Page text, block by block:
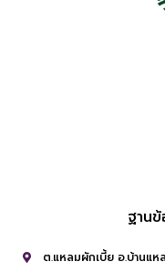
ฐาน
ต.แหลมผักเบี้ย อ.บ้านแห